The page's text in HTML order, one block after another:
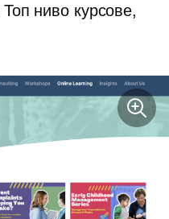
Топ нивокурсове,